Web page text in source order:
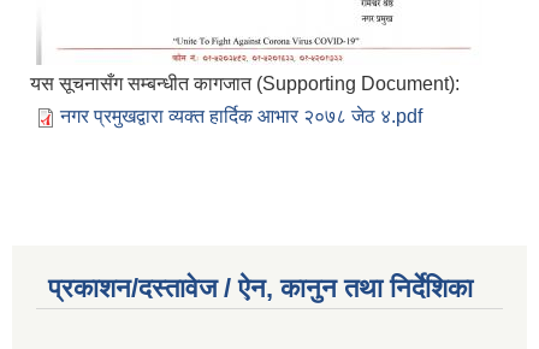
यस सूचनासँग सम्बन्धीत कागजात (Supporting Document):
नगर प्रमुखद्वारा व्यक्त हार्दिक आभार २०७८ जेठ ४.pdf
प्रकाशन/दस्तावेज / ऐन, कानुन तथा निर्देशिका